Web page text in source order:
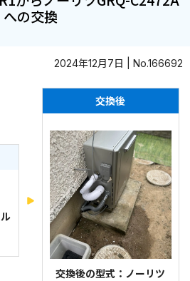
への交換
2024年12月7日 | No.166692
交換後
交換後の型式：ノーリツ